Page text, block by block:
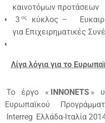
καινοτόμων προτάσεων
3 ος κύκλος –
για Επιχειρηματικές
Λίγα λόγια για το
Το έργο « INNONETS »
Ευρωπαϊκού
Interreg Ελλάδα-Ιταλία